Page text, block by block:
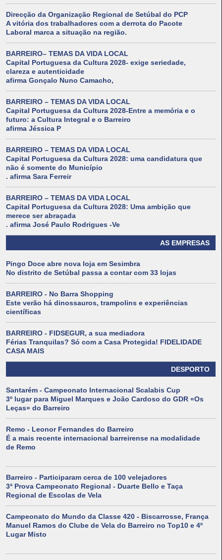
Direcção da Organização Regional de Setúbal do PCP
A vitória dos trabalhadores com a derrota do Pacote
Laboral marca a situação na região.
BARREIRO– TEMAS DA VIDA LOCAL
Capital Portuguesa da Cultura 2028- exige seriedade,
clareza e autenticidade
afirma Gonçalo Nuno Camacho,
BARREIRO – TEMAS DA VIDA LOCAL
Capital Portuguesa da Cultura 2028-Entre a memória e o
futuro: a Cultura Integral e o Barreiro
afirma Jéssica P
BARREIRO – TEMAS DA VIDA LOCAL
Capital Portuguesa da Cultura 2028: uma candidatura que
não é somente do Município
. afirma Sara Ferreir
BARREIRO – TEMAS DA VIDA LOCAL
Capital Portuguesa da Cultura 2028: Uma ambição que
merece ser abraçada
. afirma José Paulo Rodrigues -Ve
AS EMPRESAS
Pingo Doce abre nova loja em Sesimbra
No distrito de Setúbal passa a contar com 33 lojas
BARREIRO - No Barra Shopping
Este verão há dinossauros, trampolins e experiências
científicas
BARREIRO - FIDSEGUR, a sua mediadora
Férias Tranquilas? Só com a Casa Protegida! FIDELIDADE
CASA MAIS
DESPORTO
Santarém - Campeonato Internacional Scalabis Cup
3º lugar para Miguel Marques e João Cardoso do GDR «Os
Leças» do Barreiro
Remo - Leonor Fernandes do Barreiro
É a mais recente internacional barreirense na modalidade
de Remo
Barreiro - Participaram cerca de 100 velejadores
3ª Prova Campeonato Regional - Duarte Bello e Taça
Regional de Escolas de Vela
Campeonato do Mundo da Classe 420 - Biscarrosse, França
Manuel Ramos do Clube de Vela do Barreiro no Top10 e 4º
Lugar Misto